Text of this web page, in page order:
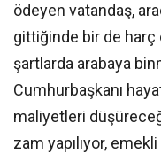
ödeyen vatandaş,
gittiğinde bir de harç
şartlarda arabaya
Cumhurbaşkanı hayat
maliyetleri
zam yapılıyor,